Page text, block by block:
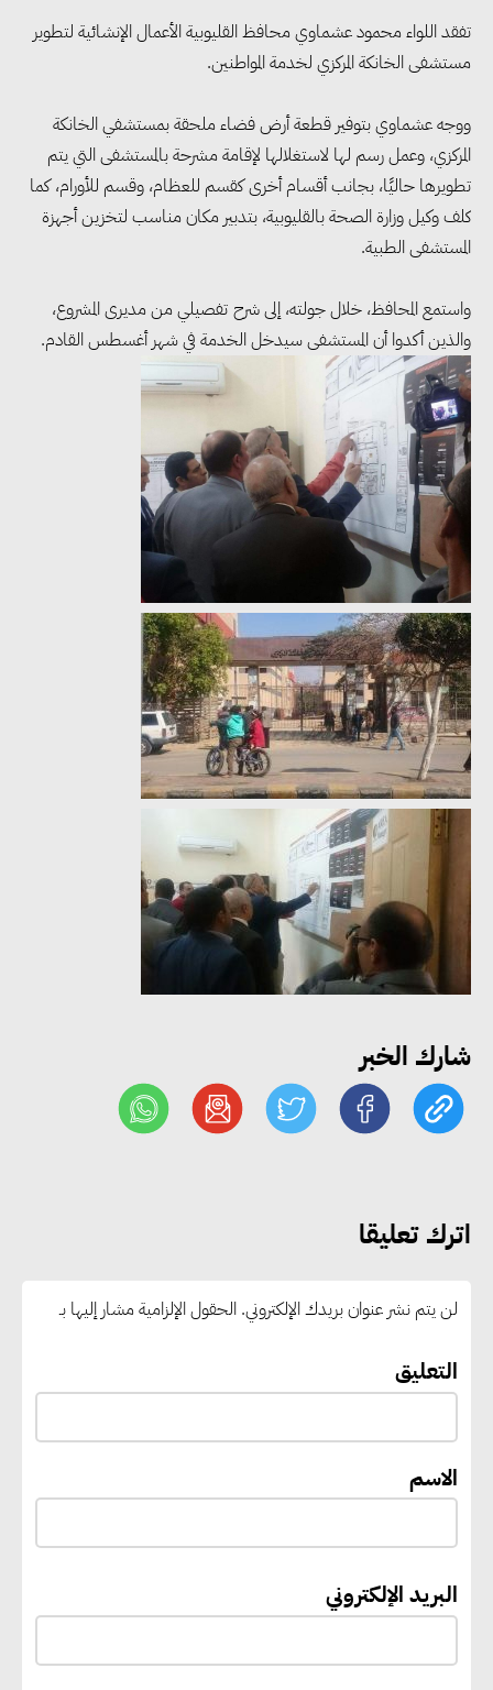
تفقد اللواء محمود عشماوي محافظ القليوبية الأعمال الإنشائية لتطوير
مستشفى الخانكة المركزي لخدمة المواطنين.
ووجه عشماوي بتوفير قطعة أرض فضاء ملحقة بمستشفي الخانكة
المركزي، وعمل رسم لها لاستغلالها لإقامة مشرحة بالمستشفى التي يتم
تطويرها حاليًا، بجانب أقسام أخرى كقسم للعظام، وقسم للأورام، كما
كلف وكيل وزارة الصحة بالقليوبية، بتدبير مكان مناسب لتخزين أجهزة
المستشفى الطبية.
واستمع المحافظ، خلال جولته، إلى شرح تفصيلي من مديرى المشروع،
والذين أكدوا أن المستشفى سيدخل الخدمة في شهر أغسطس القادم.
شارك الخبر
اترك تعليقا
لن يتم نشر عنوان بريدك الإلكتروني. الحقول الإلزامية مشار إليها بـ
التعليق
الاسم
البريد الإلكتروني
وزيرا التخطيط والبترول يبحثان
تعزيز أمن الطاقة وزيادة الإنتاج
والاستثمارات ضمن خطة التنمية
الاقتصادية لعام 2026/2027
خلال يوليو.. إنقاذ كبار بلا مأوى ولم
شمل مواطن بأسرته وحماية سيدة
مسنة
«التضامن» تطلق مبادرة «بكرة
المدرسة.. الخير في مصر» لتوفير
مصر والبرازيل تبحثان تعزيز
لمدينتي المنيا ويوسف الصديق
إيفل تستثمر ما يصل إلى 130
“بي إس آر” في مشروعات الطاقة